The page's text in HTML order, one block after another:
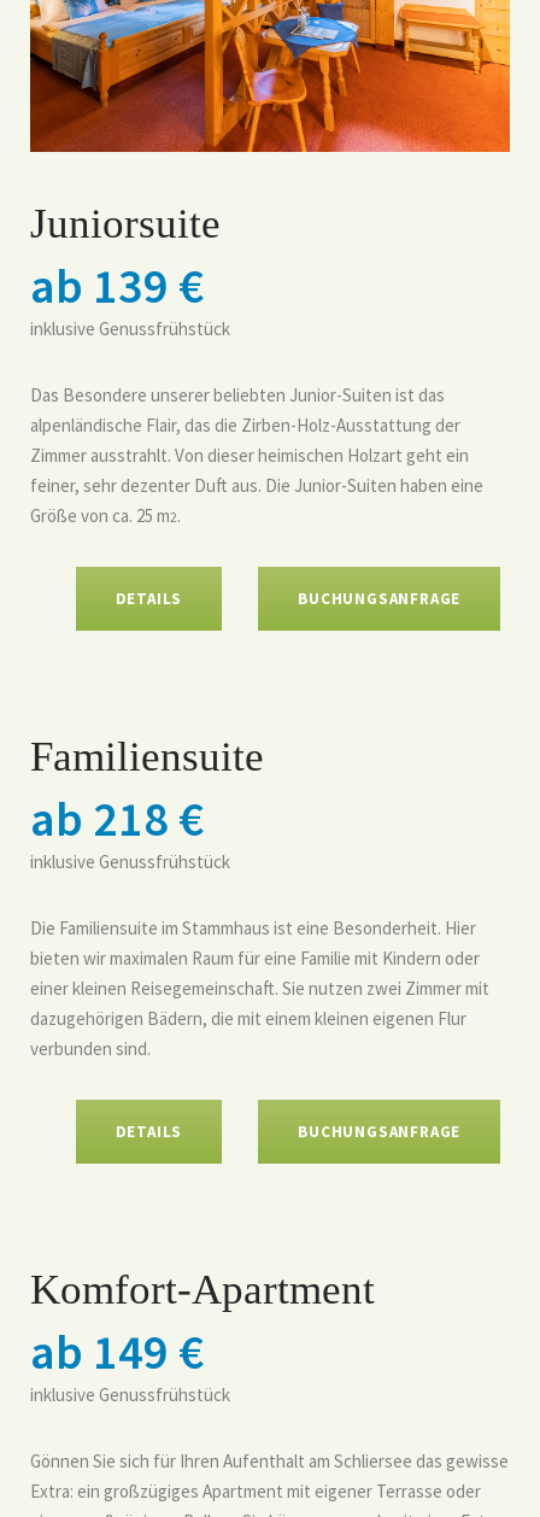
Juniorsuite
ab 139 €
inklusive Genussfrühstück
Das Besondere unserer beliebten Junior-Suiten ist das
alpenländische Flair, das die Zirben-Holz-Ausstattung der
Zimmer ausstrahlt. Von dieser heimischen Holzart geht ein
feiner, sehr dezenter Duft aus. Die Junior-Suiten haben eine
Größe von ca. 25 m2.
DETAILS BUCHUNGSANFRAGE
Familiensuite
ab 218 €
inklusive Genussfrühstück
Die Familiensuite im Stammhaus ist eine Besonderheit. Hier
bieten wir maximalen Raum für eine Familie mit Kindern oder
einer kleinen Reisegemeinschaft. Sie nutzen zwei Zimmer mit
dazugehörigen Bädern, die mit einem kleinen eigenen Flur
verbunden sind.
DETAILS BUCHUNGSANFRAGE
Komfort-Apartment
ab 149 €
inklusive Genussfrühstück
Gönnen Sie sich für Ihren Aufenthalt am Schliersee das gewisse
Extra: ein großzügiges Apartment mit eigener Terrasse oder